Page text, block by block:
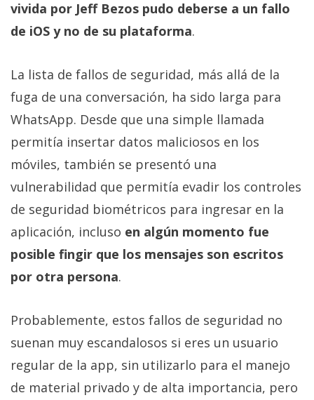
vivida por Jeff Bezos pudo deberse a un fallo
de iOS y no de su plataforma.
La lista de fallos de seguridad, más allá de la
fuga de una conversación, ha sido larga para
WhatsApp. Desde que una simple llamada
permitía insertar datos maliciosos en los
móviles, también se presentó una
vulnerabilidad que permitía evadir los controles
de seguridad biométricos para ingresar en la
aplicación, incluso en algún momento fue
posible fingir que los mensajes son escritos
por otra persona.
Probablemente, estos fallos de seguridad no
suenan muy escandalosos si eres un usuario
regular de la app, sin utilizarlo para el manejo
de material privado y de alta importancia, pero